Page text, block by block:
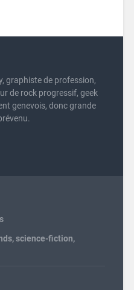
graphiste de profession,
de rock progressif, geek
genevois, donc grande
,science-fiction,